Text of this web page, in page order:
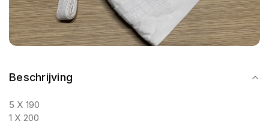
Beschrijving
5 X 190
1 X 200